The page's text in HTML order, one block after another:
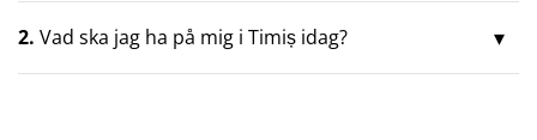
2. Vad ska jag ha på mig i Timiș idag?